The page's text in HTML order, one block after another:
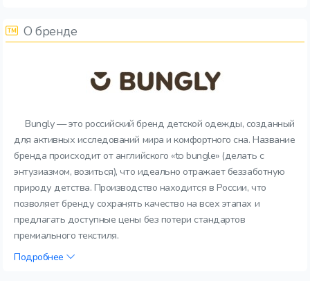
О бренде
Bungly — это российский бренд детской одежды, созданный
для активных исследований мира и комфортного сна. Название
бренда происходит от английского «to bungle» (делать с
энтузиазмом, возиться), что идеально отражает беззаботную
природу детства. Производство находится в России, что
позволяет бренду сохранять качество на всех этапах и
предлагать доступные цены без потери стандартов
премиального текстиля.
Подробнее